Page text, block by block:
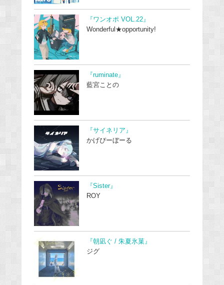
『ワンオポ VOL.22』
Wonderful★opportunity!
『ruminate』
藍宮ことの
『サイネリア』
かげぴーぼーる
『Sister』
ROY
『朝凪ぐ / 朱夏氷菓』
ジグ